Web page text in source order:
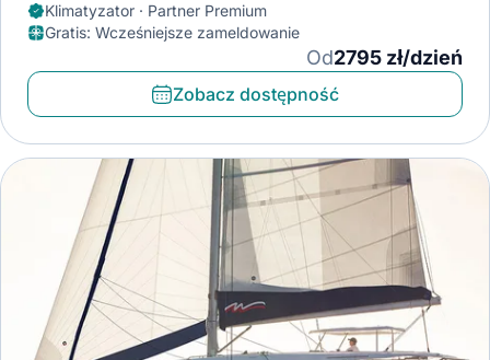
Klimatyzator · Partner Premium
Gratis: Wcześniejsze zameldowanie
Od2795 zł/dzień
Zobacz dostępność